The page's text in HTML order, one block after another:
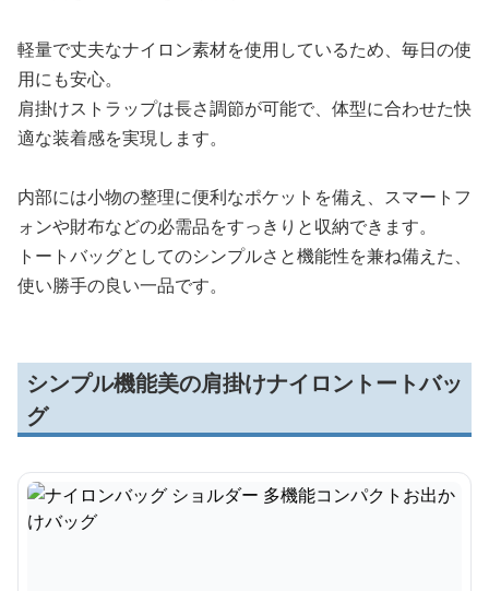
軽量で丈夫なナイロン素材を使用しているため、毎日の使
用にも安心。
肩掛けストラップは長さ調節が可能で、体型に合わせた快
適な装着感を実現します。
内部には小物の整理に便利なポケットを備え、スマートフ
ォンや財布などの必需品をすっきりと収納できます。
トートバッグとしてのシンプルさと機能性を兼ね備えた、
使い勝手の良い一品です。
シンプル機能美の肩掛けナイロントートバッ
グ